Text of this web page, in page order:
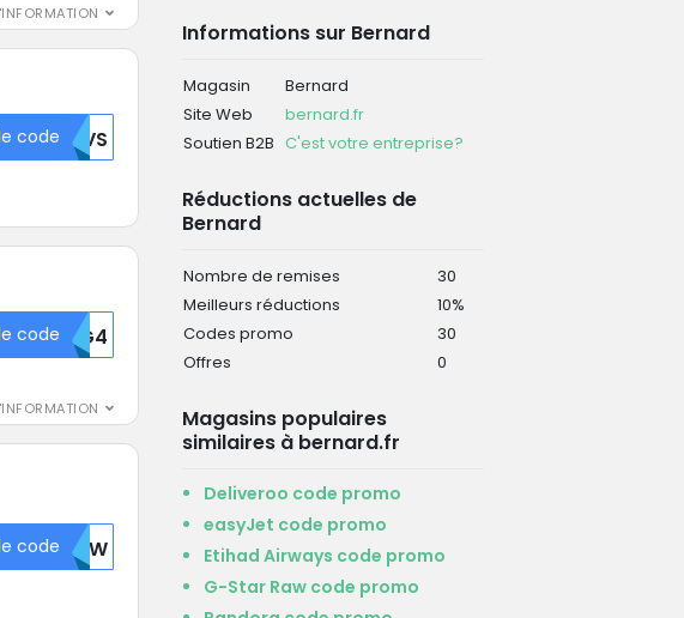
codeTUVS
codeRDG4
codeRDAW
Informations sur Bernard
Magasin
Bernard
Site Web
bernard.fr
Soutien B2B C'est votre entreprise?
Réductions actuelles de
Bernard
Nombre de remises
30
Meilleurs réductions
10%
Codes promo
30
Offres
0
Magasins populaires
similaires à bernard.fr
Deliveroo code promo
easyJet code promo
Etihad Airways code promo
G-Star Raw code promo